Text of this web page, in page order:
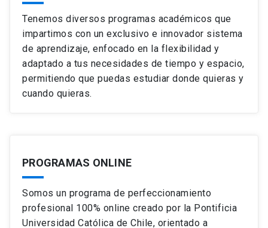
Tenemos diversos programas académicos que
impartimos con un exclusivo e innovador sistema
de aprendizaje, enfocado en la flexibilidad y
adaptado a tus necesidades de tiempo y espacio,
permitiendo que puedas estudiar donde quieras y
cuando quieras.
PROGRAMAS ONLINE
Somos un programa de perfeccionamiento
profesional 100% online creado por la Pontificia
Universidad Católica de Chile, orientado a